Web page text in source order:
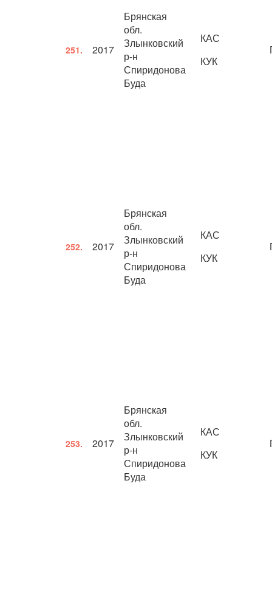
251. 2017
Брянская
обл.
Злынковский
р-н
Спиридонова
Буда
КАС
КУК
252. 2017
Брянская
обл.
Злынковский
р-н
Спиридонова
Буда
КАС
КУК
253. 2017
Брянская
обл.
Злынковский
р-н
Спиридонова
Буда
КАС
КУК